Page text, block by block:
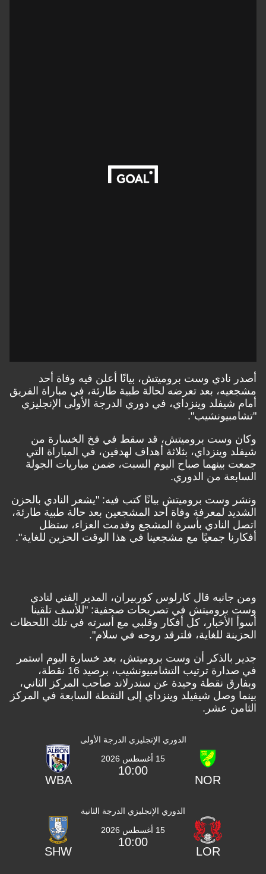
أصدر نادي وست بروميتش، بيانًا أعلن فيه وفاة أحد
مشجعيه، بعد تعرضه لحالة طبية طارئة، في مباراة الفريق
أمام شيفلد وينزداي، في دوري الدرجة الأولى الإنجليزي
"تشامبيونشيب".
وكان وست بروميتش، قد سقط في فخ الخسارة من
شيفلد وينزداي، بثلاثة أهداف لهدفين، في المباراة التي
جمعت بينهما صباح اليوم السبت، ضمن مباريات الجولة
السابعة من الدوري.
ونشر وست بروميتش بيانًا كتب فيه: "يشعر النادي بالحزن
الشديد لمعرفة وفاة أحد المشجعين بعد حالة طبية طارئة،
اتصل النادي بأسرة المشجع وقدمت العزاء، ستظل
أفكارنا جمعيًا مع مشجعينا في هذا الوقت الحزين للغاية".
ومن جانبه قال كارلوس كوربيران، المدير الفني لنادي
وست بروميتش في تصريحات صحفية: "للأسف تلقينا
أسوأ الأخبار، كل أفكار وقلبي مع أسرته في تلك اللحظات
الحزينة للغاية، فلترقد روحه في سلام".
جدير بالذكر أن وست بروميتش، بعد خسارة اليوم استمر
في صدارة ترتيب التشامبيونشيب، برصيد 16 نقطة،
وبفارق نقطة وحيدة عن سندرلاند صاحب المركز الثاني،
بينما وصل شيفيلد وينزداي إلى النقطة السابعة في المركز
الثامن عشر.
الدوري الإنجليزي الدرجة الأولى
NOR
15 أغسطس 2026
10:00
WBA
الدوري الإنجليزي الدرجة الثانية
LOR
15 أغسطس 2026
10:00
SHW